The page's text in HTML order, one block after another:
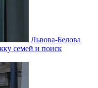
Львова-Белова
семей и поиск